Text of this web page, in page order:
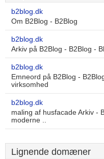
b2blog.dk
Om B2Blog - B2Blog
b2blog.dk
Arkiv på B2Blog - B2Blog -
b2blog.dk
Emneord på B2Blog -
virksomhed
b2blog.dk
maling af husfacade Arkiv -
moderne ..
Lignende domæner